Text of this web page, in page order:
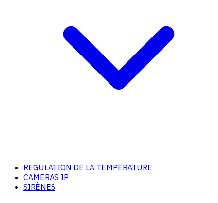
REGULATION DE LA TEMPERATURE
CAMERAS IP
SIRÈNES